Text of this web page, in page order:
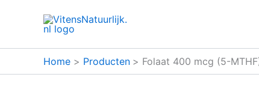
Home Producten Folaat 400 mcg (5-